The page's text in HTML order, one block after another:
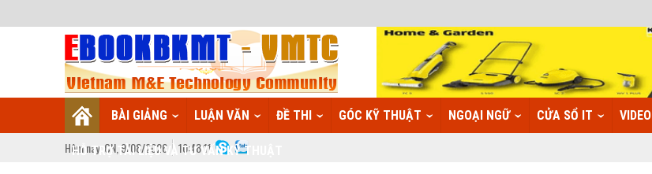
BÀI GIẢNG LUẬN VĂN ĐỀ THI GÓC KỸ THUẬT NGOẠI NGỮ CỬA SỔ IT VIDEO
HỖ TRỢ TÀI LIỆU VÀ TƯ VẤN KỸ THUẬT
Hôm nay: CN, 9/08/2026 10:48:12